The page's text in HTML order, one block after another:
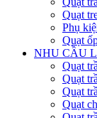
Quạt
Phụ
Quạt
NHU CẦU
Quạt
Quạt
Quạt
Quạt